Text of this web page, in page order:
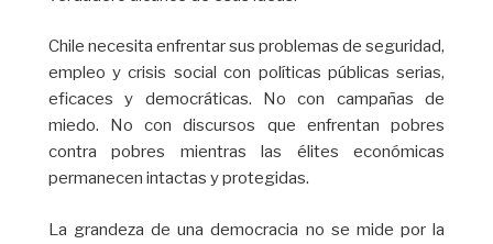
Chile necesita enfrentar sus problemas de seguridad,
empleo y crisis social con políticas públicas serias,
eficaces y democráticas. No con campañas de
miedo. No con discursos que enfrentan pobres
contra pobres mientras las élites económicas
permanecen intactas y protegidas.
La grandeza de una democracia no se mide por la